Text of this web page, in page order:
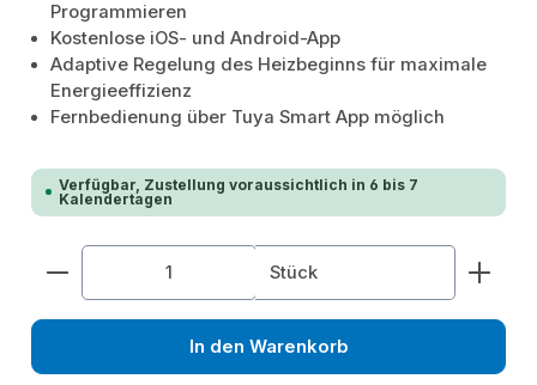
Programmieren
Kostenlose iOS- und Android-App
Adaptive Regelung des Heizbeginns für maximale
Energieeffizienz
Fernbedienung über Tuya Smart App möglich
Verfügbar, Zustellung voraussichtlich in 6 bis 7
Kalendertagen
Produkt Anzahl: Gib den gewünschten Wert
Stück
In den Warenkorb